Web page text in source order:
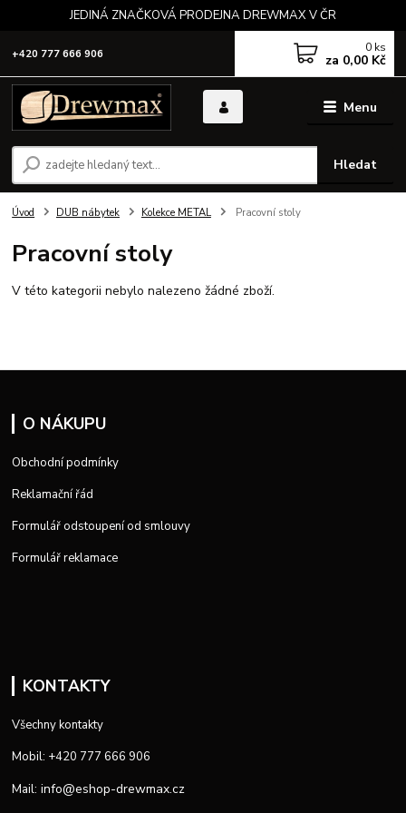
JEDINÁ ZNAČKOVÁ PRODEJNA DREWMAX V ČR
Menu
Hledat
+420 777 666 906 0 ks
za 0,00 Kč
Úvod DUB nábytek Kolekce METAL Pracovní stoly
Pracovní stoly
V této kategorii nebylo nalezeno žádné zboží.
O NÁKUPU
Obchodní podmínky
Reklamační řád
Formulář odstoupení od smlouvy
Formulář reklamace
KONTAKTY
Všechny kontakty
Mobil: +420 777 666 906
Mail: info@eshop-drewmax.cz